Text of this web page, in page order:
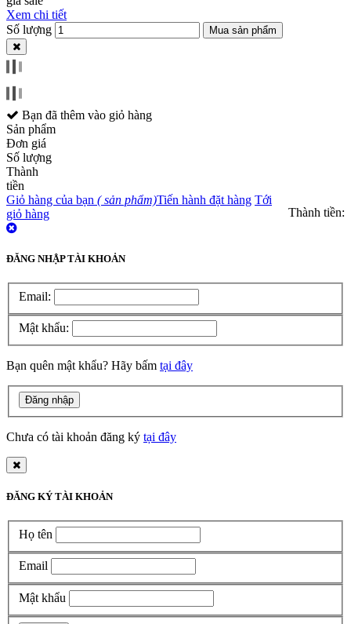
Xem chi tiết
Số lượng
Mua sản phẩm
Bạn đã thêm vào giỏ hàng
Sản phẩm
Đơn giá
Số lượng
Thành
tiền
Giỏ hàng của bạn (sản phẩm)
Thành tiền:
Tiến hành đặt hàng Tới
giỏ hàng
ĐĂNG NHẬP TÀI KHOẢN
Email:
Mật khẩu:
Bạn quên mật khẩu? Hãy bấm tại đây
Chưa có tài khoản đăng ký tại đây
ĐĂNG KÝ TÀI KHOẢN
Họ tên
Email
Mật khẩu